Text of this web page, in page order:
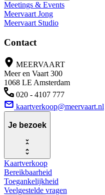
Meetings & Events
Meervaart Jong
Meervaart Studio
Contact
MEERVAART
Meer en Vaart 300
1068 LE Amsterdam
020 - 4107 777
kaartverkoop@meervaart.nl
Je bezoek
Kaartverkoop
Bereikbaarheid
Toegankelijkheid
Veelgestelde vragen